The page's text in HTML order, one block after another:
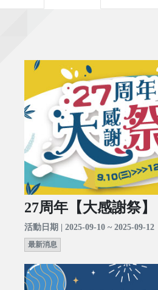
27周年【大感謝祭】
活動日期 | 2025-09-10 ~ 2025-09-12
最新消息